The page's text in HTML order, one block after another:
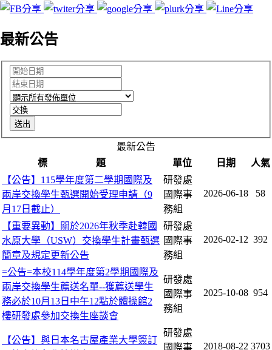
最新公告
最新公告
標 題
單位 日期
人氣
【公告】115學年度第二學期國際及
兩岸交換學生甄選開始受理申請（9
月17日截止）
研發處
國際事
務組
2026-06-18 58
【重要異動】關於2026年秋季赴韓國
水原大學（USW）交換學生計畫甄選
簡章及規定更新公告
研發處
國際事
務組
2026-02-12 392
=公告=本校114學年度第2學期國際及
兩岸交換學生薦送名單--獲薦送學生
務必於10月13日中午12點於體操館2
樓研發處參加交換生座談會
研發處
國際事
務組
2025-10-08 954
【公告】與日本名古屋產業大學簽訂
研發處
國際事
2018-08-22 3703